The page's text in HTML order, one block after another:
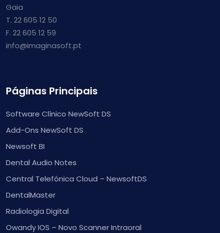
Gaia
T. 22 605 12 50
F. 22 605 12 59
info@imaginasoft.pt
Páginas Principais
Software Clínico NewSoft DS
Add-Ons NewSoft DS
Newsoft BI
Dental Audio Notes
Central Telefónica Cloud – NewsoftDS
DentalMaster
Radiologia Digital
Owandy IOS – Novo Scanner Intraoral